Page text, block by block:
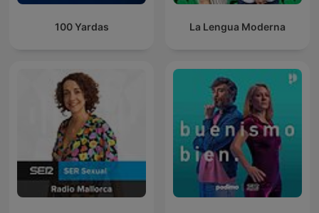
100 Yardas La Lengua Moderna